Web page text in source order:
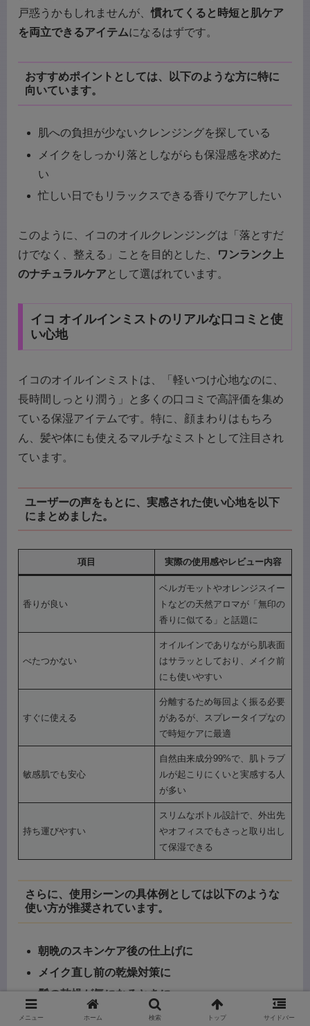
戸惑うかもしれませんが、慣れてくると時短と肌ケア
を両立できるアイテムになるはずです。
おすすめポイントとしては、以下のような方に特に
向いています。
肌への負担が少ないクレンジングを探している
メイクをしっかり落としながらも保湿感を求めた
い
忙しい日でもリラックスできる香りでケアしたい
このように、イコのオイルクレンジングは「落とすだ
けでなく、整える」ことを目的とした、
ワンランク上
のナチュラルケアとして選ばれています。
イコ オイルインミストのリアルな口コミと使
い心地
イコのオイルインミストは、「軽いつけ心地なのに、
長時間しっとり潤う」と多くの口コミで高評価を集め
ている保湿アイテムです。特に、顔まわりはもちろ
ん、髪や体にも使えるマルチなミストとして注目され
ています。
ユーザーの声をもとに、実感された使い心地を以下
にまとめました。
項目 実際の使用感やレビュー内容
香りが良い
ベルガモットやオレンジスイー
トなどの天然アロマが「無印の
香りに似てる」と話題に
べたつかない
オイルインでありながら肌表面
はサラッとしており、メイク前
にも使いやすい
すぐに使える
分離するため毎回よく振る必要
があるが、スプレータイプなの
で時短ケアに最適
敏感肌でも安心
自然由来成分99%で、肌トラブ
ルが起こりにくいと実感する人
が多い
持ち運びやすい
スリムなボトル設計で、外出先
やオフィスでもさっと取り出し
て保湿できる
さらに、使用シーンの具体例としては以下のような
使い方が推奨されています。
朝晩のスキンケア後の仕上げに
メイク直し前の乾燥対策に
髪の乾燥が気になるときに
エアコン下での乾燥予防に
メニュー ホーム 検索 トップ サイドバー